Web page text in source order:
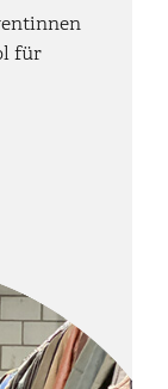
für